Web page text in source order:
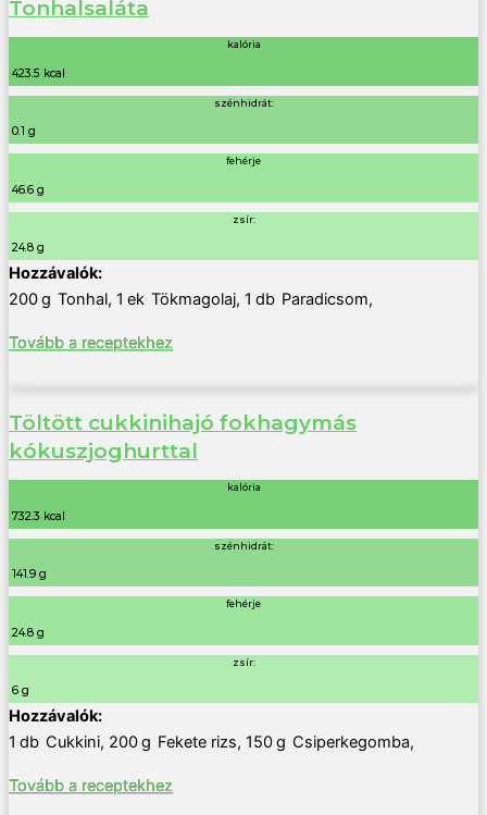
Tonhalsaláta
kalória
423.5 kcal
szénhidrát:
0.1 g
fehérje
46.6 g
zsír:
24.8 g
200g Tonhal, 1 ek Tökmagolaj, 1 db Paradicsom,
Tovább a receptekhez
Töltött cukkinihajó fokhagymás
kókuszjoghurttal
kalória
732.3 kcal
szénhidrát:
141.9 g
fehérje
24.8 g
zsír:
6 g
1 db Cukkini, 200g Fekete rizs, 150g Csiperkegomba,
Tovább a receptekhez